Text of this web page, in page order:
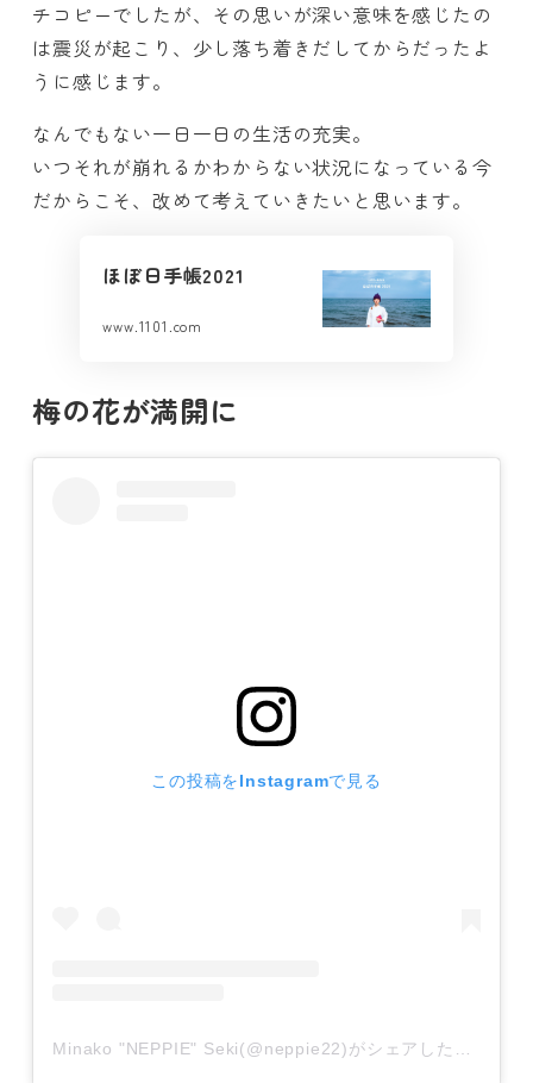
チコピーでしたが、その思いが深い意味を感じたの
は震災が起こり、少し落ち着きだしてからだったよ
うに感じます。
なんでもない一日一日の生活の充実。
いつそれが崩れるかわからない状況になっている今
だからこそ、改めて考えていきたいと思います。
ほぼ日手帳2021
www.1101.com
梅の花が満開に
この投稿をInstagramで見る